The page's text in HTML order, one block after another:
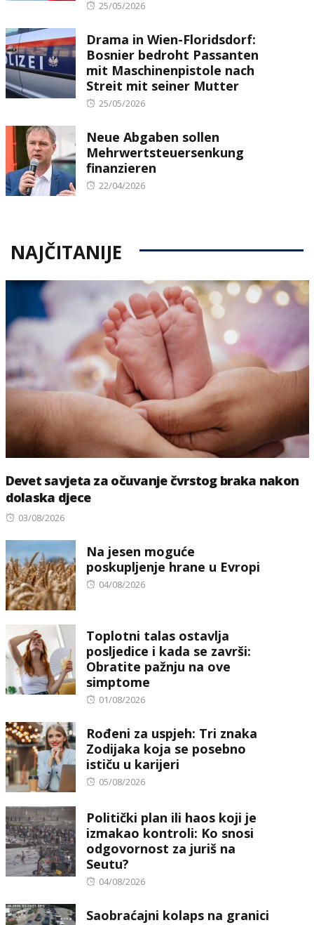
Posted
25/05/2026
Drama in Wien-Floridsdorf:
Bosnier bedroht Passanten
mit Maschinenpistole nach
Streit mit seiner Mutter
Posted
25/05/2026
Neue Abgaben sollen
Mehrwertsteuersenkung
finanzieren
Posted
22/04/2026
NAJČITANIJE
Devet savjeta za očuvanje čvrstog braka nakon
dolaska djece
Posted
03/08/2026
Na jesen moguće
poskupljenje hrane u Evropi
Posted
04/08/2026
Toplotni talas ostavlja
posljedice i kada se završi:
Obratite pažnju na ove
simptome
Posted
01/08/2026
Rođeni za uspjeh: Tri znaka
Zodijaka koja se posebno
ističu u karijeri
Posted
05/08/2026
Politički plan ili haos koji je
izmakao kontroli: Ko snosi
odgovornost za juriš na
Seutu?
Posted
04/08/2026
Saobraćajni kolaps na granici